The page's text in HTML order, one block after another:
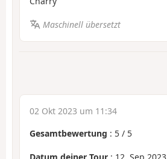
Maschinell übersetzt
02 Okt 2023 um 11:34
Gesamtbewertung : 5 / 5
Datum deiner Tour : 12. Sep 2023